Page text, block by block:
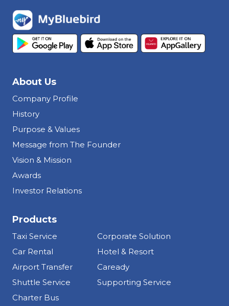
About Us
Company Profile
History
Purpose & Values
Message from The Founder
Vision & Mission
Awards
Investor Relations
Products
Taxi Service
Car Rental
Airport Transfer
Shuttle Service
Charter Bus
Corporate Solution
Hotel & Resort
Caready
Supporting Service